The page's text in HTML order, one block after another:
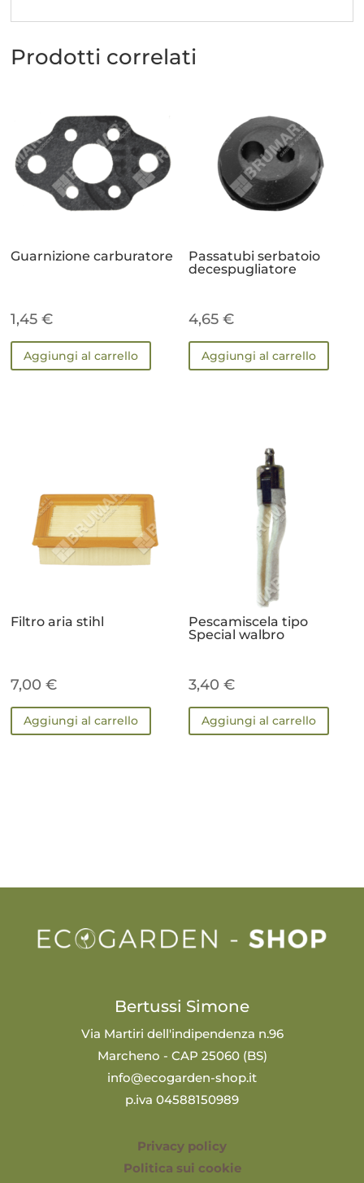
Prodotti correlati
Guarnizione carburatore
1,45€
Aggiungi al carrello
Passatubi serbatoio
decespugliatore
4,65€
Aggiungi al carrello
Filtro aria stihl
7,00€
Aggiungi al carrello
Pescamiscela tipo
Special walbro
3,40€
Aggiungi al carrello
Bertussi Simone
Via Martiri dell'indipendenza n.96
Marcheno - CAP 25060 (BS)
info@ecogarden-shop.it
p.iva 04588150989
Privacy policy
Politica sui cookie